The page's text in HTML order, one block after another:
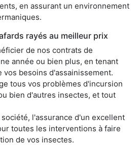
en assurant un environnement
rayés au meilleur prix
de nos contrats de
année ou bien plus, en tenant
vos besoins d'assainissement.
tous vos problèmes d'incursion
bien d'autres insectes, et tout
l'assurance d'un excellent
toutes les interventions à faire
de vos insectes.